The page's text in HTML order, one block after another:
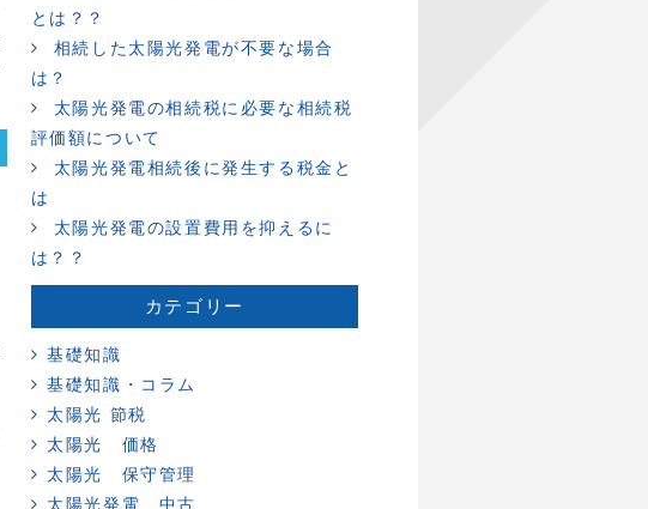
とは？？
相続した太陽光発電が不要な場合
は？
太陽光発電の相続税に必要な相続税
評価額について
太陽光発電相続後に発生する税金と
は
太陽光発電の設置費用を抑えるに
は？？
カテゴリー
基礎知識
基礎知識・コラム
太陽光 節税
太陽光 価格
太陽光 保守管理
太陽光発電 中古